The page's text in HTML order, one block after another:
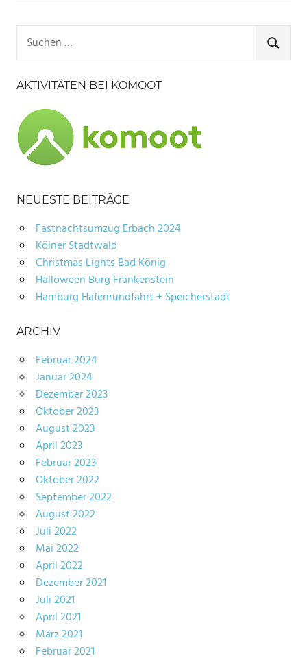
nach:
SUCHEN
AKTIVITÄTEN BEI KOMOOT
NEUESTE BEITRÄGE
Fastnachtsumzug Erbach 2024
Kölner Stadtwald
Christmas Lights Bad König
Halloween Burg Frankenstein
Hamburg Hafenrundfahrt + Speicherstadt
ARCHIV
Februar 2024
Januar 2024
Dezember 2023
Oktober 2023
August 2023
April 2023
Februar 2023
Oktober 2022
September 2022
August 2022
Juli 2022
Mai 2022
April 2022
Dezember 2021
Juli 2021
April 2021
März 2021
Februar 2021